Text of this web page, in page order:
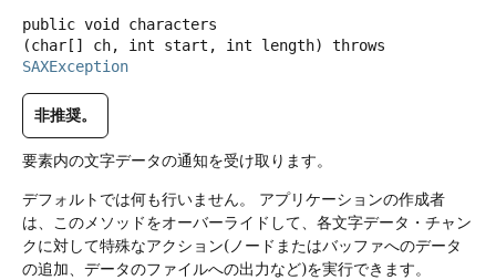
public void
characters
(char[] ch, int start, int length)
throws
SAXException
非推奨。
要素内の文字データの通知を受け取ります。
デフォルトでは何も行いません。
アプリケーションの作成者
は、このメソッドをオーバーライドして、各文字データ・チャン
クに対して特殊なアクション(ノードまたはバッファへのデータ
の追加、データのファイルへの出力など)を実行できます。